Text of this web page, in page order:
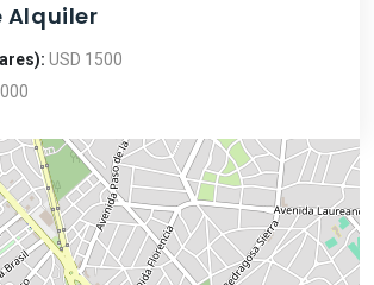
Alquiler
USD 1500